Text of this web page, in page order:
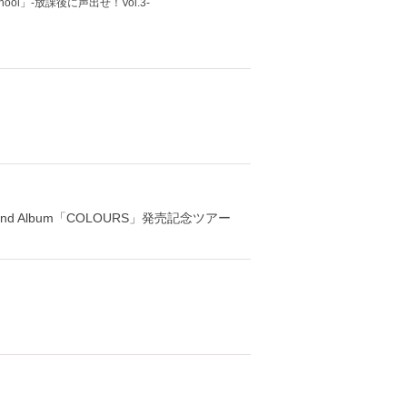
」-放課後に声出せ！Vol.3-
Album「COLOURS」発売記念ツアー